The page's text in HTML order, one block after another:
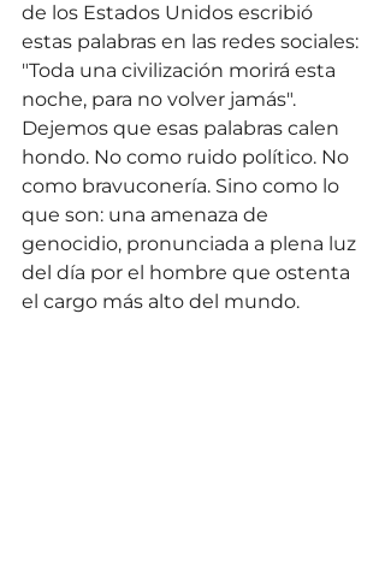
de los Estados Unidos escribió
estas palabras en las redes sociales:
"Toda una civilización morirá esta
noche, para no volver jamás".
Dejemos que esas palabras calen
hondo. No como ruido político. No
como bravuconería. Sino como lo
que son: una amenaza de
genocidio, pronunciada a plena luz
del día por el hombre que ostenta
el cargo más alto del mundo.